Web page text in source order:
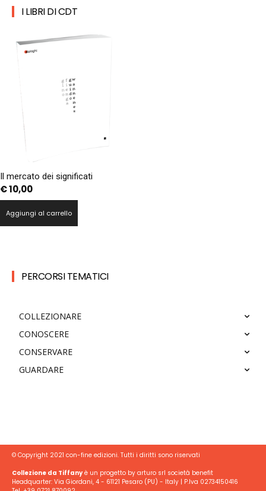
I LIBRI DI CDT
Il mercato dei significati
€10,00
Aggiungi al carrello
PERCORSI TEMATICI
COLLEZIONARE
CONOSCERE
CONSERVARE
GUARDARE
© Copyright 2021 con-fine edizioni. Tutti i diritti sono riservati
Collezione da Tiffanyè un progetto by arturo srl società benefit
Headquarter: Via Giordani, 4 - 61121 Pesaro (PU) - Italy | P.Iva 02734150416